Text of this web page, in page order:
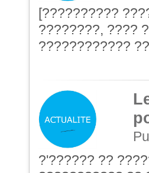
[??????????
????????, ????
????????????
?'?????? ??